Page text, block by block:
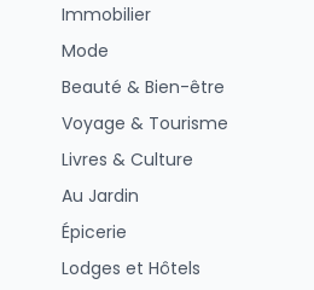
Immobilier
Mode
Beauté & Bien-être
Voyage & Tourisme
Livres & Culture
Au Jardin
Épicerie
Lodges et Hôtels